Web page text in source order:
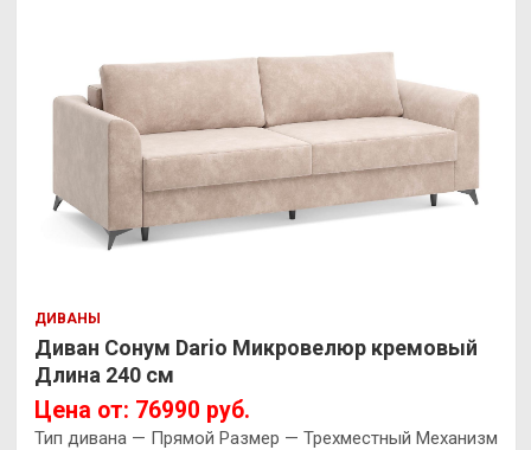
ДИВАНЫ
Диван Сонум Dario Микровелюр кремовый
Длина 240 см
Цена от: 76990 руб.
Тип дивана — Прямой Размер — Трехместный Механизм